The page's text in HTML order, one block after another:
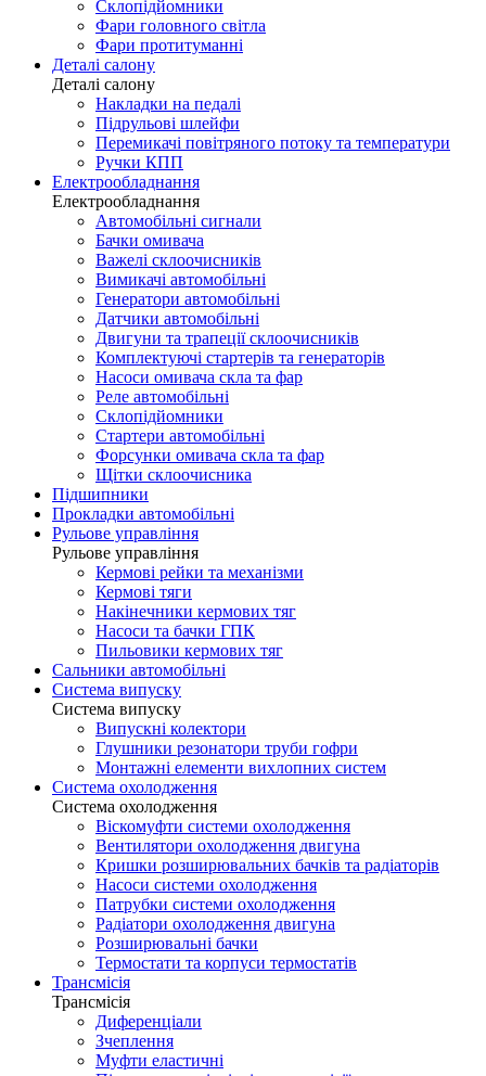
Склопідйомники
Фари головного світла
Фари протитуманні
Деталі салону
Деталі салону
Накладки на педалі
Підрульові шлейфи
Перемикачі повітряного потоку та температури
Ручки КПП
Електрообладнання
Електрообладнання
Автомобільні сигнали
Бачки омивача
Важелі склоочисників
Вимикачі автомобільні
Генератори автомобільні
Датчики автомобільні
Двигуни та трапеції склоочисників
Комплектуючі стартерів та генераторів
Насоси омивача скла та фар
Реле автомобільні
Склопідйомники
Стартери автомобільні
Форсунки омивача скла та фар
Щітки склоочисника
Підшипники
Прокладки автомобільні
Рульове управління
Рульове управління
Кермові рейки та механізми
Кермові тяги
Накінечники кермових тяг
Насоси та бачки ГПК
Пильовики кермових тяг
Сальники автомобільні
Система випуску
Система випуску
Випускні колектори
Глушники резонатори труби гофри
Монтажні елементи вихлопних систем
Система охолодження
Система охолодження
Віскомуфти системи охолодження
Вентилятори охолодження двигуна
Кришки розширювальних бачків та радіаторів
Насоси системи охолодження
Патрубки системи охолодження
Радіатори охолодження двигуна
Розширювальні бачки
Термостати та корпуси термостатів
Трансмісія
Трансмісія
Диференціали
Зчеплення
Муфти еластичні